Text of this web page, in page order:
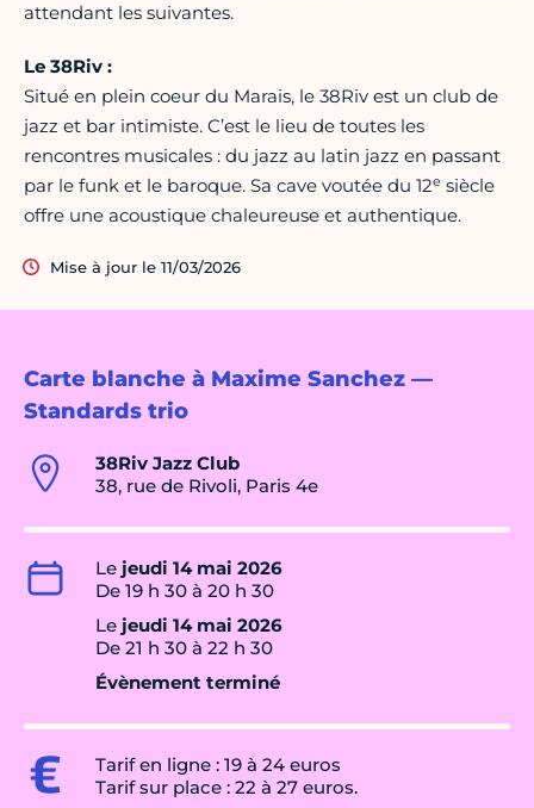
Carte blanche à Maxime Sanchez —
Standards trio
38Riv Jazz Club
38, rue de Rivoli, Paris 4e
Le jeudi 14 mai 2026
De 19 h 30 à 20 h 30
Le jeudi 14 mai 2026
De 21 h 30 à 22 h 30
Évènement terminé
Tarif en ligne : 19 à 24 euros
Tarif sur place : 22 à 27 euros.
attendant les suivantes.
Le 38Riv :
Situé en plein coeur du Marais, le 38Riv est un club de
jazz et bar intimiste. C’est le lieu de toutes les
rencontres musicales : du jazz au latin jazz en passant
par le funk et le baroque. Sa cave voutée du 12e siècle
offre une acoustique chaleureuse et authentique.
Mise à jour le 11/03/2026